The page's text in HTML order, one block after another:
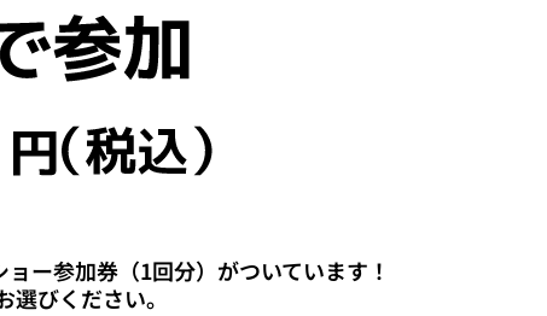
ー参加券（1回分）がついています！
びください。